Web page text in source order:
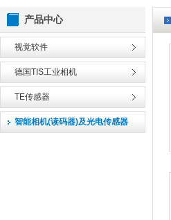
产品中心
视觉软件
德国TIS工业相机
TE传感器
智能相机(读码器)及光电传感器